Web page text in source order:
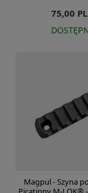
75,00
Magpul - Szyna